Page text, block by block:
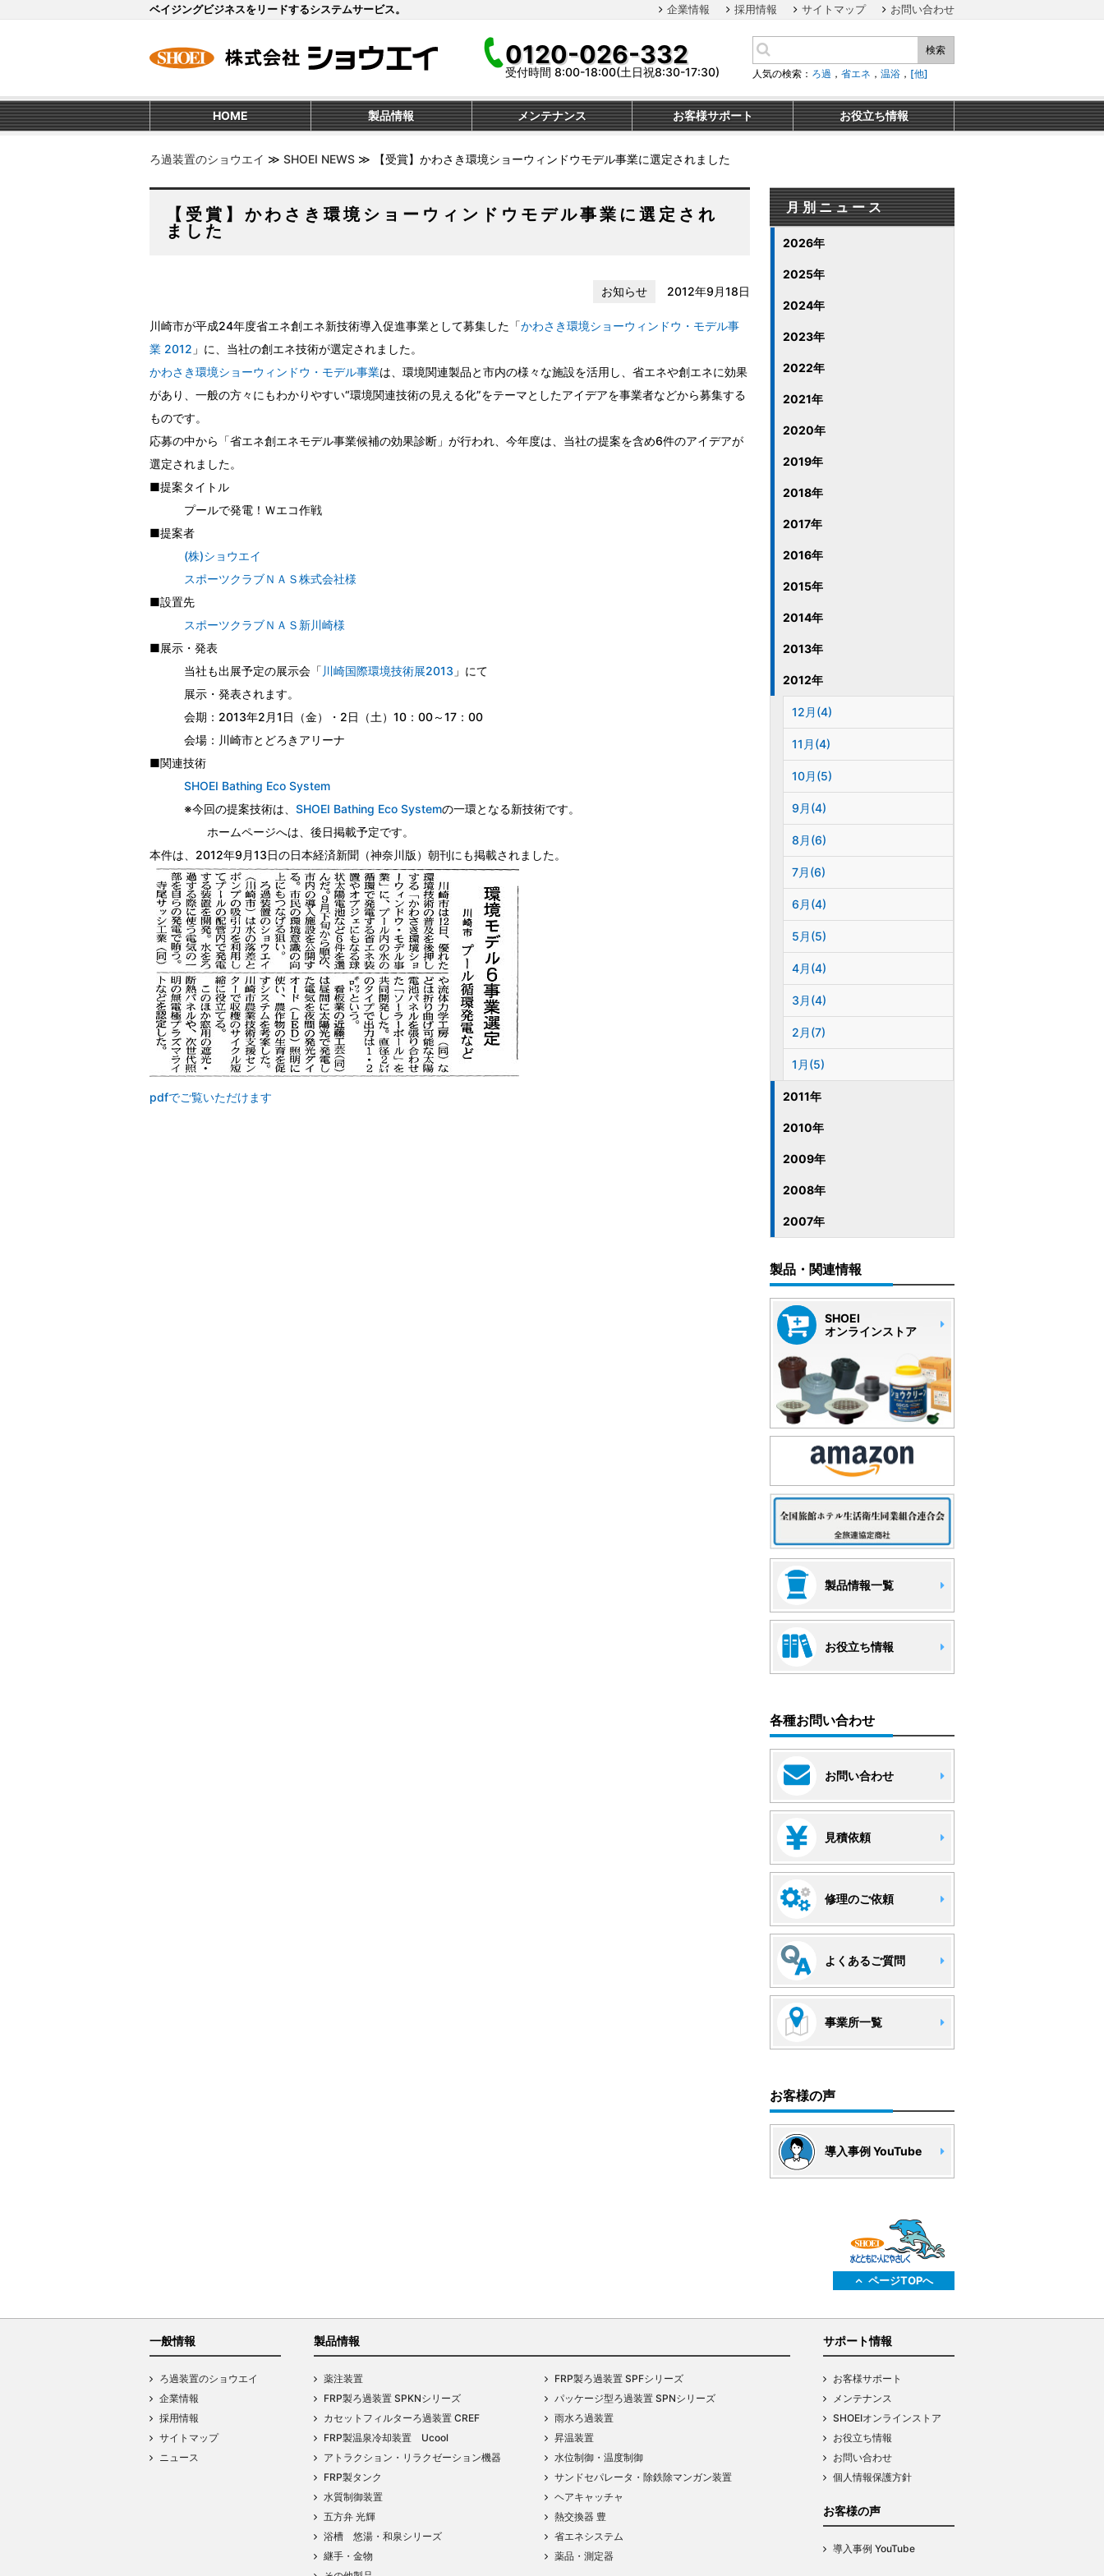
ベイジングビジネスをリードするシステムサービス。 企業情報 採用情報 サイトマップ お問い合わせ
0120-026-332
受付時間 8:00-18:00(土日祝8:30-17:30)
検索
人気の検索： ろ過 ， 省エネ ， 温浴 ， [他]
HOME 製品情報 メンテナンス お客様サポート お役立ち情報
ろ過装置のショウエイ ≫ SHOEI NEWS ≫ 【受賞】かわさき環境ショーウィンドウモデル事業に選定されました
【受賞】かわさき環境ショーウィンドウモデル事業に選定され
ました
お知らせ 2012年9月18日
川崎市が平成24年度省エネ創エネ新技術導入促進事業として募集した「かわさき環境ショーウィンドウ・モデル事
業 2012 」に、当社の創エネ技術が選定されました。
かわさき環境ショーウィンドウ・モデル事業は、環境関連製品と市内の様々な施設を活用し、省エネや創エネに効果
があり、一般の方々にもわかりやすい“環境関連技術の見える化”をテーマとしたアイデアを事業者などから募集する
ものです。
応募の中から「省エネ創エネモデル事業候補の効果診断」が行われ、今年度は、当社の提案を含め6件のアイデアが
選定されました。
■提案タイトル
プールで発電！Ｗエコ作戦
■提案者
(株)ショウエイ
スポーツクラブＮＡＳ株式会社様
■設置先
スポーツクラブＮＡＳ新川崎様
■展示・発表
当社も出展予定の展示会「 川崎国際環境技術展2013 」にて
展示・発表されます。
会期：2013年2月1日（金）・2日（土）10：00～17：00
会場：川崎市とどろきアリーナ
■関連技術
SHOEI Bathing Eco System
※今回の提案技術は、 SHOEI Bathing Eco Systemの一環となる新技術です。
ホームページへは、後日掲載予定です。
本件は、2012年9月13日の日本経済新聞（神奈川版）朝刊にも掲載されました。
pdfでご覧いただけます
月別ニュース
2026年
2025年
2024年
2023年
2022年
2021年
2020年
2019年
2018年
2017年
2016年
2015年
2014年
2013年
2012年
12月(4)
11月(4)
10月(5)
9月(4)
8月(6)
7月(6)
6月(4)
5月(5)
4月(4)
3月(4)
2月(7)
1月(5)
2011年
2010年
2009年
2008年
2007年
製品・関連情報
SHOEI
オンラインストア
製品情報一覧
お役立ち情報
各種お問い合わせ
お問い合わせ
見積依頼
修理のご依頼
よくあるご質問
事業所一覧
お客様の声
導入事例 YouTube
ページTOPへ
一般情報
ろ過装置のショウエイ
企業情報
採用情報
サイトマップ
ニュース
製品情報
薬注装置
FRP製ろ過装置 SPFシリーズ
FRP製ろ過装置 SPKNシリーズ
パッケージ型ろ過装置 SPNシリーズ
カセットフィルターろ過装置 CREF
雨水ろ過装置
FRP製温泉冷却装置 Ucool
昇温装置
アトラクション・リラクゼーション機器
水位制御・温度制御
FRP製タンク
サンドセパレータ・除鉄除マンガン装置
水質制御装置
ヘアキャッチャ
五方弁 光輝
熱交換器 豊
浴槽 悠湯・和泉シリーズ
省エネシステム
継手・金物
薬品・測定器
サポート情報
お客様サポート
メンテナンス
SHOEIオンラインストア
お役立ち情報
お問い合わせ
個人情報保護方針
お客様の声
導入事例 YouTube